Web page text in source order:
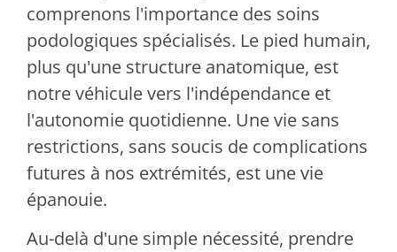
comprenons l'importance des soins
podologiques spécialisés. Le pied humain,
plus qu'une structure anatomique, est
notre véhicule vers l'indépendance et
l'autonomie quotidienne. Une vie sans
restrictions, sans soucis de complications
futures à nos extrémités, est une vie
épanouie.
Au-delà d'une simple nécessité, prendre